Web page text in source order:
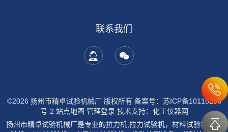
联系我们
©2026 扬州市精卓试验机械厂 版权所有 备案号：苏ICP备10115255
号-2 站点地图 管理登录技术支持： 化工仪器网
扬州市精卓试验机械厂是专业的拉力机,拉力试验机，材料试验机，试